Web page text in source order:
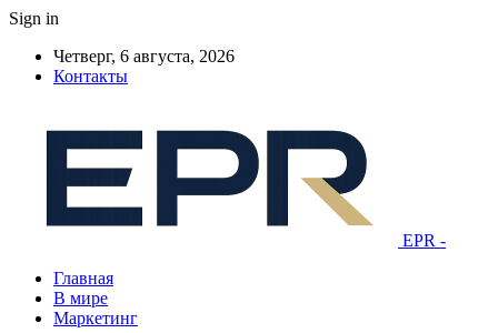
Sign in
Четверг, 6 августа, 2026
Контакты
EPR -
Главная
В мире
Маркетинг